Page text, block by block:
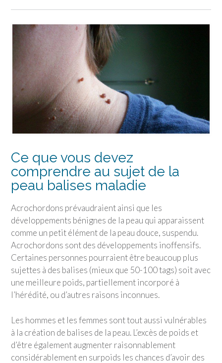
Ce que vous devez
comprendre au sujet de la
peau balises maladie
Acrochordons prévaudraient ainsi que les
développements bénignes de la peau qui apparaissent
comme un petit élément de la peau douce, suspendu.
Acrochordons sont des développements inoffensifs.
Certaines personnes pourraient être beaucoup plus
sujettes à des balises (mieux que 50-100 tags) soit avec
une meilleure poids, partiellement incorporé à
l’hérédité, ou d’autres raisons inconnues.
Les hommes et les femmes sont tout aussi vulnérables
à la création de balises de la peau. L’excès de poids et
d’être également augmenter raisonnablement
considérablement en surpoids les chances d’avoir des